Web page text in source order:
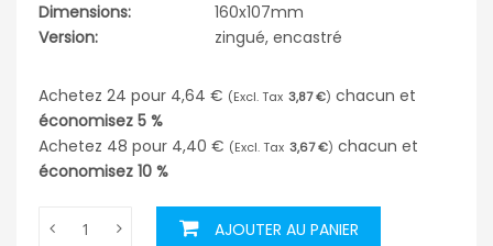
Dimensions:
160x107mm
Version:
zingué, encastré
Achetez 24 pour 4,64 € 3,87 € chacun et
économisez 5 %
Achetez 48 pour 4,40 € 3,67 € chacun et
économisez 10 %
AJOUTER AU PANIER